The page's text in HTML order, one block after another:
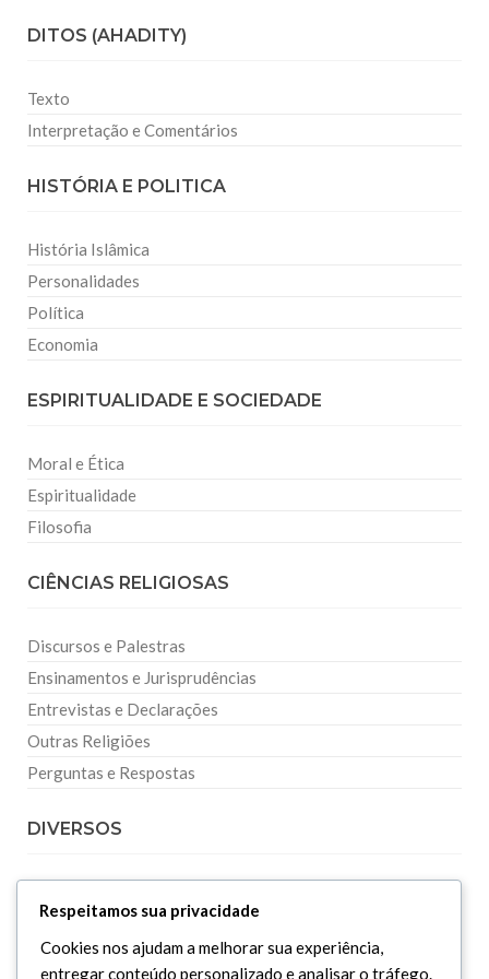
DITOS (AHADITY)
Texto
Interpretação e Comentários
HISTÓRIA E POLITICA
História Islâmica
Personalidades
Política
Economia
ESPIRITUALIDADE E SOCIEDADE
Moral e Ética
Espiritualidade
Filosofia
CIÊNCIAS RELIGIOSAS
Discursos e Palestras
Ensinamentos e Jurisprudências
Entrevistas e Declarações
Outras Religiões
Perguntas e Respostas
DIVERSOS
Dicionário Islâmico
Downloads
Respeitamos sua privacidade
Cookies nos ajudam a melhorar sua experiência,
entregar conteúdo personalizado e analisar o tráfego.